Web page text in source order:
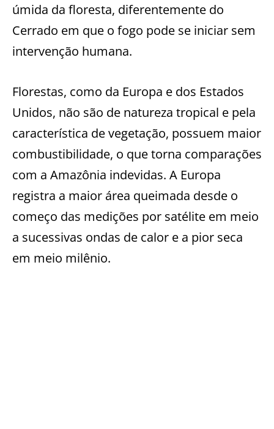
úmida da floresta, diferentemente do
Cerrado em que o fogo pode se iniciar sem
intervenção humana.
Florestas, como da Europa e dos Estados
Unidos, não são de natureza tropical e pela
característica de vegetação, possuem maior
combustibilidade, o que torna comparações
com a Amazônia indevidas. A Europa
registra a maior área queimada desde o
começo das medições por satélite em meio
a sucessivas ondas de calor e a pior seca
em meio milênio.